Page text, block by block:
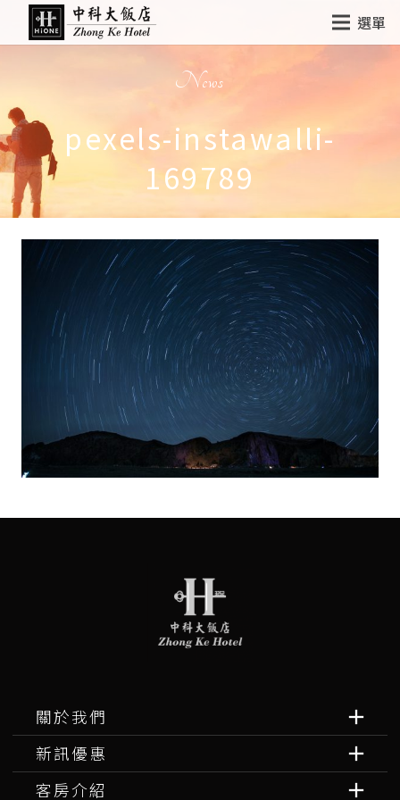
選單
News
pexels-instawalli-
169789
關於我們
新訊優惠
客房介紹